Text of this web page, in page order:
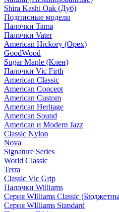
Shira Kashi Oak (Дуб)
Подписные модели
Палочки Tama
Палочки Vater
American Hickory (Орех)
GoodWood
Sugar Maple (Клен)
Палочки Vic Firth
American Classic
American Concept
American Custom
American Heritage
American Sound
American и Modern Jazz
Classic Nylon
Nova
Signature Series
World Classic
Terra
Classic Vic Grip
Палочки Williams
Серия WIlliams Classic
Серия WIlliams Standard